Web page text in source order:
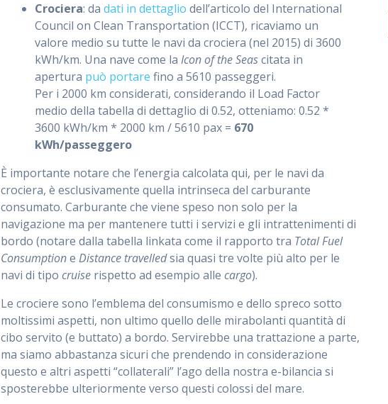
Crociera: da dati in dettaglio dell’articolo del International
Council on Clean Transportation (ICCT), ricaviamo un
valore medio su tutte le navi da crociera (nel 2015) di 3600
kWh/km. Una nave come la Icon of the Seascitata in
apertura può portare fino a 5610 passeggeri.
Per i 2000 km considerati, considerando il Load Factor
medio della tabella di dettaglio di 0.52, otteniamo: 0.52 *
3600 kWh/km * 2000 km / 5610 pax = 670
kWh/passeggero
È importante notare che l’energia calcolata qui, per le navi da
crociera, è esclusivamente quella intrinseca del carburante
consumato. Carburante che viene speso non solo per la
navigazione ma per mantenere tutti i servizi e gli intrattenimenti di
bordo (notare dalla tabella linkata come il rapporto tra Total Fuel
Consumptione Distance travelledsia quasi tre volte più alto per le
navi di tipo cruise rispetto ad esempio alle cargo).
Le crociere sono l’emblema del consumismo e dello spreco sotto
moltissimi aspetti, non ultimo quello delle mirabolanti quantità di
cibo servito (e buttato) a bordo. Servirebbe una trattazione a parte,
ma siamo abbastanza sicuri che prendendo in considerazione
questo e altri aspetti “collaterali” l’ago della nostra e-bilancia si
sposterebbe ulteriormente verso questi colossi del mare.